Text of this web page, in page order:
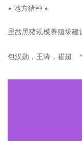
• 地方猪种 •
里岔黑猪规模养殖场建
包汉勋，王涛，崔超